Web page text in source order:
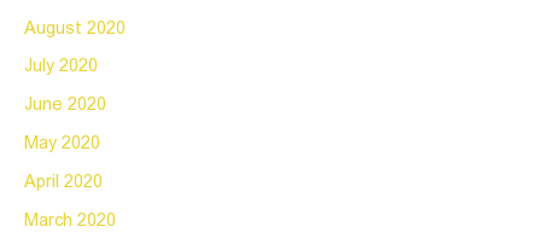
August 2020
July 2020
June 2020
May 2020
April 2020
March 2020